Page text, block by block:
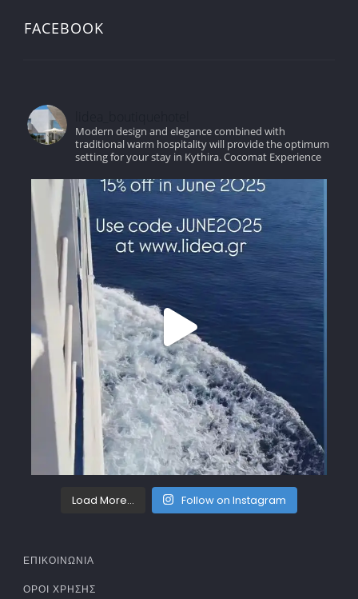
FACEBOOK
Modern design and elegance combined with
traditional warm hospitality will provide the optimum
setting for your stay in Kythira.Cocomat Experience
Load More... Follow on Instagram
ΕΠΙΚΟΙΝΩΝΙΑ
ΌΡΟΙ ΧΡΉΣΗΣ